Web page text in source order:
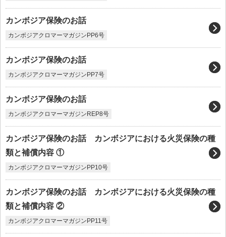
カンボジア保険のお話
カンボジアクロマーマガジンPP6号
カンボジア保険のお話
カンボジアクロマーマガジンPP7号
カンボジア保険のお話
カンボジアクロマーマガジンREP8号
カンボジア保険のお話 カンボジアにおける火災保険の種
類と補償内容 ①
カンボジアクロマーマガジンPP10号
カンボジア保険のお話 カンボジアにおける火災保険の種
類と補償内容 ②
カンボジアクロマーマガジンPP11号